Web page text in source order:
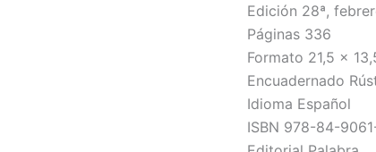
Edición 28ª,
Páginas 336
Formato 21,5 x
Encuadernado
Idioma Español
ISBN 978-84-